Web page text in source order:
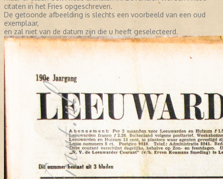
citaten in het Fries opgeschreven.
De getoonde afbeelding is slechts een voorbeeld van een oud
exemplaar,
en zal niet van de datum zijn die u heeft geselecteerd.